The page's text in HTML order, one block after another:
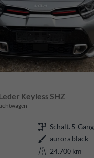
Keyless SHZ
Schalt. 5-Gang
aurora black
24.700 km